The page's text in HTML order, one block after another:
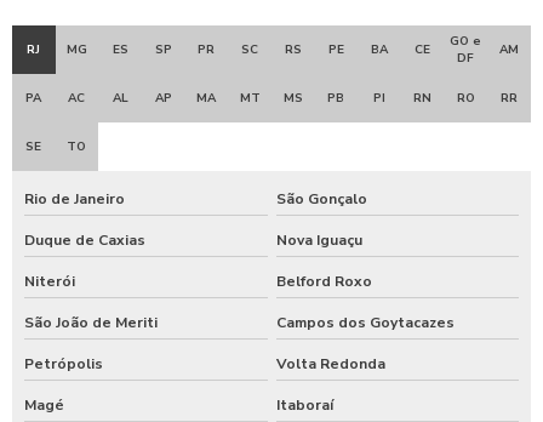
RJ MG ES SP PR SC RS PE BA CE
GO e
DF
AM
PA AC AL AP MA MT MS PB PI RN RO RR
SE TO
Rio de Janeiro São Gonçalo
Duque de Caxias Nova Iguaçu
Niterói Belford Roxo
São João de Meriti Campos dos Goytacazes
Petrópolis Volta Redonda
Magé Itaboraí